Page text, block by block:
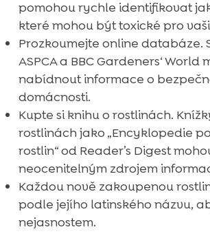
pomohou rychle identifikovat
které mohou být toxické pro
Prozkoumejte online databáze.
ASPCA a BBC Gardeners‘ World
nabídnout informace o
domácnosti.
Kupte si knihu o rostlinách.
rostlinách jako „Encyklopedie
rostlin“ od Reader’s Digest
neocenitelným zdrojem
Každou nově zakoupenou
podle jejího latinského názvu,
nejasnostem.